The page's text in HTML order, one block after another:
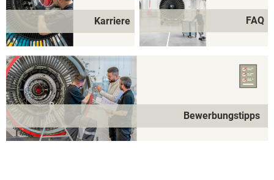
Karriere FAQ
Bewerbungstipps